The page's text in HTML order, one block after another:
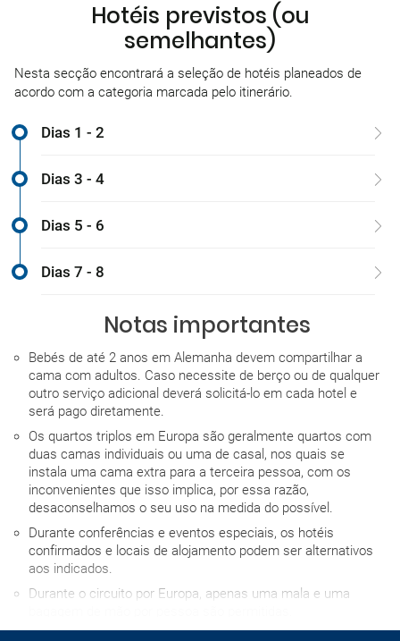
Hotéis previstos (ou
semelhantes)
Nesta secção encontrará a seleção de hotéis planeados de
acordo com a categoria marcada pelo itinerário.
Dias 1 - 2
Dias 3 - 4
Dias 5 - 6
Dias 7 - 8
Notas importantes
Bebés de até 2 anos em Alemanha devem compartilhar a
cama com adultos. Caso necessite de berço ou de qualquer
outro serviço adicional deverá solicitá-lo em cada hotel e
será pago diretamente.
Os quartos triplos em Europa são geralmente quartos com
duas camas individuais ou uma de casal, nos quais se
instala uma cama extra para a terceira pessoa, com os
inconvenientes que isso implica, por essa razão,
desaconselhamos o seu uso na medida do possível.
Durante conferências e eventos especiais, os hotéis
confirmados e locais de alojamento podem ser alternativos
aos indicados.
Durante o circuito por Europa, apenas uma mala e uma